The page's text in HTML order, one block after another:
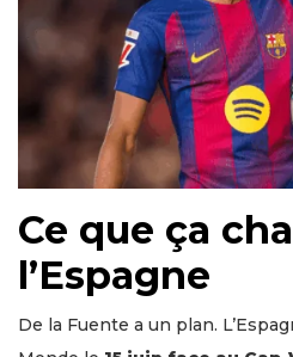
Ce que ça
l’Espagne
De la Fuente a un plan.